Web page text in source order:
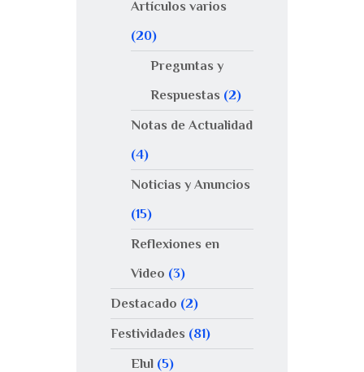
Artículos varios
(20)
Preguntas y
Respuestas (2)
Notas de Actualidad
(4)
Noticias y Anuncios
(15)
Reflexiones en
Video (3)
Destacado (2)
Festividades (81)
Elul(5)